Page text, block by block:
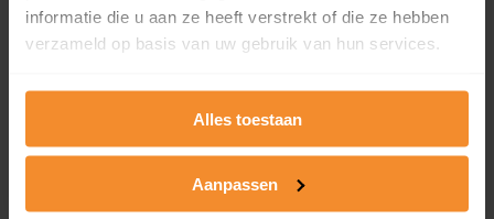
informatie die u aan ze heeft verstrekt of die ze hebben
verzameld op basis van uw gebruik van hun services.
Alles toestaan
Aanpassen
1946 - 1980
94%